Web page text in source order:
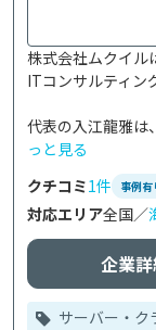
株式会社ムクイル
ITコンサルティン
代表の入江龍雅は
っと見る
クチコミ1件 事例有
対応エリア全国／
企業
サーバー・ク